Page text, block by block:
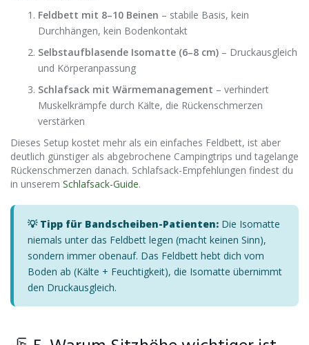
Feldbett mit 8–10 Beinen – stabile Basis, kein
Durchhängen, kein Bodenkontakt
Selbstaufblasende Isomatte (6–8 cm) – Druckausgleich
und Körperanpassung
Schlafsack mit Wärmemanagement – verhindert
Muskelkrämpfe durch Kälte, die Rückenschmerzen
verstärken
Dieses Setup kostet mehr als ein einfaches Feldbett, ist aber
deutlich günstiger als abgebrochene Campingtrips und tagelange
Rückenschmerzen danach. Schlafsack-Empfehlungen findest du
in unserem Schlafsack-Guide.
💡 Tipp für Bandscheiben-Patienten: Die Isomatte
niemals unter das Feldbett legen (macht keinen Sinn),
sondern immer obenauf. Das Feldbett hebt dich vom
Boden ab (Kälte + Feuchtigkeit), die Isomatte übernimmt
den Druckausgleich.